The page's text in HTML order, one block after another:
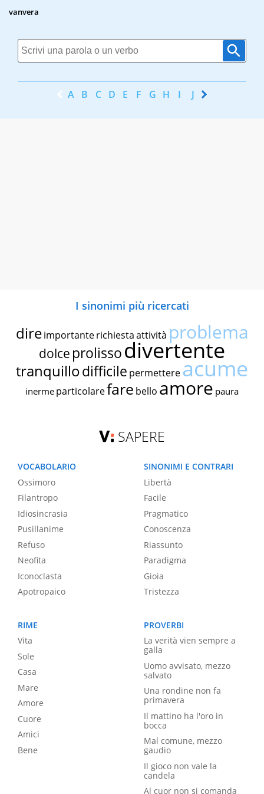
vanvera
A B C D E F G H I J K
I sinonimi più ricercati
dire importante richiestaattività problema
dolce prolissodivertente
tranquillodifficile permettereacume
inerme particolarefare bello amore paura
SAPERE
VOCABOLARIO
Ossimoro
Filantropo
Idiosincrasia
Pusillanime
Refuso
Neofita
Iconoclasta
Apotropaico
SINONIMI E CONTRARI
Libertà
Facile
Pragmatico
Conoscenza
Riassunto
Paradigma
Gioia
Tristezza
RIME
Vita
Sole
Casa
Mare
Amore
Cuore
Amici
Bene
PROVERBI
La verità vien sempre a
galla
Uomo avvisato, mezzo
salvato
Una rondine non fa
primavera
Il mattino ha l'oro in
bocca
Mal comune, mezzo
gaudio
Il gioco non vale la
candela
Al cuor non si comanda